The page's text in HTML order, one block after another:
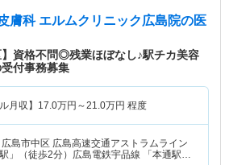
膚科 エルムクリニック広島院の医
】資格不問◎残業ほぼなし♪駅チカ美容
付事務募集
月収】 17.0万円～21.0万円 程度
島市中区 広島高速交通アストラムライン
駅」（徒歩2分）広島電鉄宇品線 「本通駅」